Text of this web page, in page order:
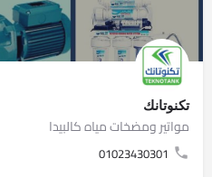
تكنوتانك
مواتير ومضخات مياه كالبيدا
01023430301